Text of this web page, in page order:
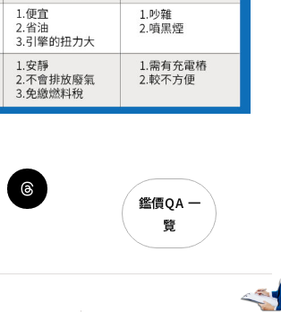
鑑價QA 一
覽